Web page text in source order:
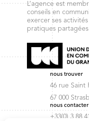
L’agence est
conseils en
exercer ses
pratiques
nous trouver
46 rue Saint
67 000
nous contacter
+33(0) 3 88